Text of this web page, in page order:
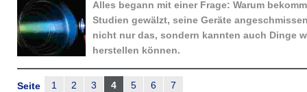
Alles begann mit einer Frage: Warum
Studien gewälzt, seine Geräte
nicht nur das, sondern kannten auch Dinge
herstellen können.
Seite 1 2 3 4 5 6 7